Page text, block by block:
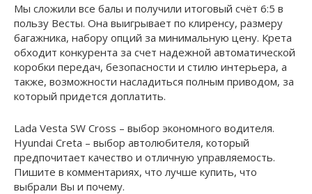
Мы сложили все балы и получили итоговый счёт 6:5 в
пользу Весты. Она выигрывает по клиренсу, размеру
багажника, набору опций за минимальную цену. Крета
обходит конкурента за счет надежной автоматической
коробки передач, безопасности и стилю интерьера, а
также, возможности насладиться полным приводом, за
который придется доплатить.
Lada Vesta SW Cross – выбор экономного водителя.
Hyundai Creta – выбор автолюбителя, который
предпочитает качество и отличную управляемость.
Пишите в комментариях, что лучше купить, что
выбрали Вы и почему.